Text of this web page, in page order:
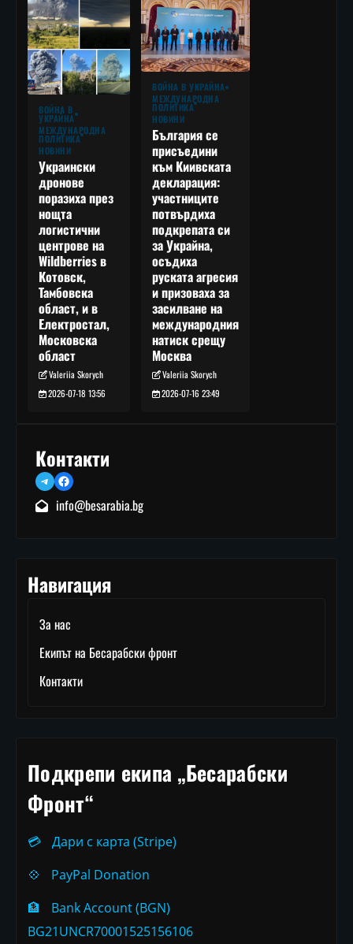
ВОЙНА В
УКРАЙНА
МЕЖДУНАРОДНА
ПОЛИТИКА
НОВИНИ
Украински
дронове
поразиха през
нощта
логистични
центрове на
Wildberries в
Котовск,
Тамбовска
област, и в
Електростал,
Московска
област
Valeriia Skorych
2026-07-18 13:56
ВОЙНА В УКРАЙНА
МЕЖДУНАРОДНА
ПОЛИТИКА
НОВИНИ
България се
присъедини
към Киивската
декларация:
участниците
потвърдиха
подкрепата си
за Украйна,
осъдиха
руската агресия
и призоваха за
засилване на
международния
натиск срещу
Москва
Valeriia Skorych
2026-07-16 23:49
Контакти
TelegramFacebook
info@besarabia.bg
Навигация
За нас
Екипът на Бесарабски фронт
Контакти
Подкрепи екипа „Бесарабски
Фронт“
💳
Дари с карта (Stripe)
💠
PayPal Donation
🏦
Bank Account (BGN)
BG21UNCR70001525156106